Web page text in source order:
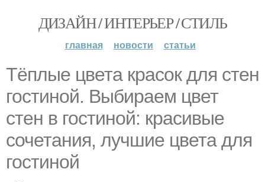
ДИЗАЙН / ИНТЕРЬЕР / СТИЛЬ
главная новости статьи
Тёплые цвета красок для стен
гостиной. Выбираем цвет
стен в гостиной: красивые
сочетания, лучшие цвета для
гостиной